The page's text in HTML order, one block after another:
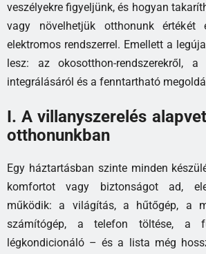
veszélyekre figyeljünk, és hogyan
vagy növelhetjük otthonunk értékét
elektromos rendszerrel. Emellett a
lesz: az okosotthon-rendszerekről,
integrálásáról és a fenntartható
I. A villanyszerelés
otthonunkban
Egy háztartásban szinte minden
komfortot vagy biztonságot ad,
működik: a világítás, a hűtőgép, a
számítógép, a telefon töltése, a
légkondicionáló – és a lista még